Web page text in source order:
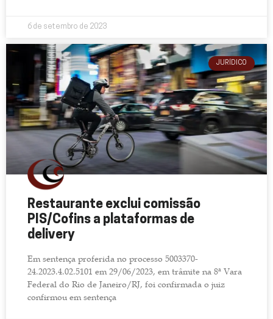
6 de setembro de 2023
JURÍDICO
Restaurante exclui comissão
PIS/Cofins a plataformas de
delivery
Em sentença proferida no processo 5003370-
24.2023.4.02.5101 em 29/06/2023, em trâmite na 8ª Vara
Federal do Rio de Janeiro/RJ, foi confirmada o juiz
confirmou em sentença